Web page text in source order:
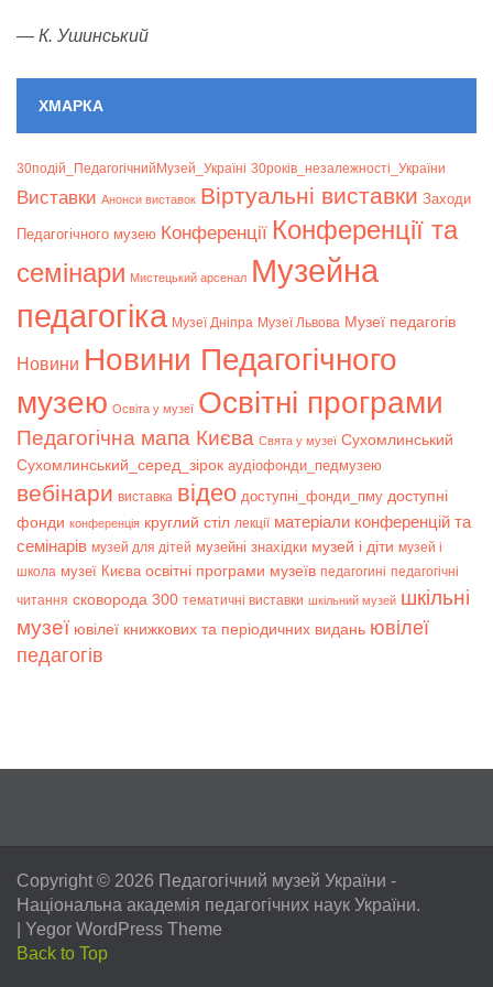
— К. Ушинський
ХМАРКА
30подій_ПедагогічнийМузей_Україні 30років_незалежності_України
Bиставки Анонси виставок Віртуальні виставки Заходи
Педагогічного музею Конференції Конференції та
семінари Мистецький арсенал Музейна
педагогіка Музеї Дніпра Музеї Львова Музеї педагогів
Новини Новини Педагогічного
музею Освіта у музеї Освітні програми
Педагогічна мапа Києва Свята у музеї Сухомлинський
Сухомлинський_серед_зірок аудіофонди_педмузею
вебінари виставка відео доступні_фонди_пму доступні
фонди конференція круглий стіл лекції матеріали конференцій та
семінарів музей для дітей музейні знахідки музей і діти музей і
школа музеї Києва освітні програми музеїв педагогині педагогічні
читання сковорода 300 тематичні виставки шкільний музей шкільні
музеї ювілеї книжкових та періодичних видань ювілеї
педагогів
Copyright © 2026 Педагогічний музей України -
Національна академія педагогічних наук України.
Yegor WordPress Theme
Back to Top